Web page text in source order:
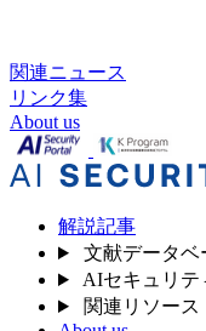
関連ニュース
リンク集
About us
解説記事
文献データベ
AIセキュリテ
関連リソース